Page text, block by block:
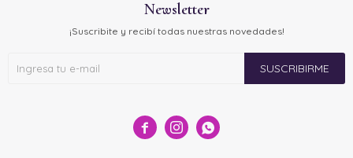
  
Newsletter
¡Suscribite y recibí todas nuestras novedades!
SUSCRIBIRME